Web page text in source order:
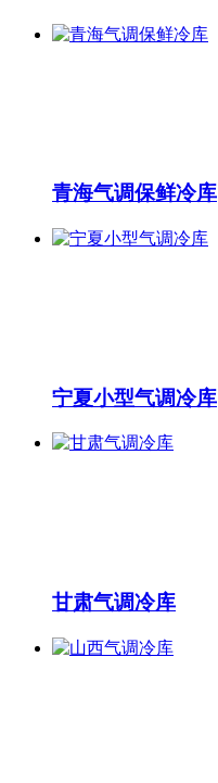
青海气调保鲜冷库
宁夏小型气调冷库
甘肃气调冷库